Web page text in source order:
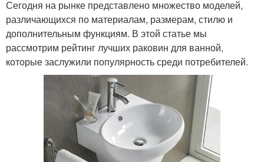
Сегодня на рынке представлено множество моделей,
различающихся по материалам, размерам, стилю и
дополнительным функциям. В этой статье мы
рассмотрим рейтинг лучших раковин для ванной,
которые заслужили популярность среди потребителей.